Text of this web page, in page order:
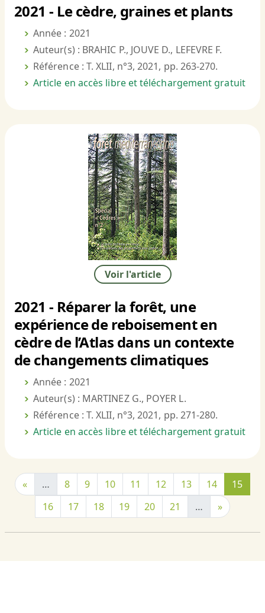
2021 - Le cèdre, graines et plants
Année : 2021
Auteur(s) : BRAHIC P., JOUVE D., LEFEVRE F.
Référence : T. XLII, n°3, 2021, pp. 263-270.
Article en accès libre et téléchargement gratuit
Voir l'article
2021 - Réparer la forêt, une
expérience de reboisement en
cèdre de l’Atlas dans un contexte
de changements climatiques
Année : 2021
Auteur(s) : MARTINEZ G., POYER L.
Référence : T. XLII, n°3, 2021, pp. 271-280.
Article en accès libre et téléchargement gratuit
« … 8 9 10 11 12 13 14
15
16
17 18 19 20 21 … »